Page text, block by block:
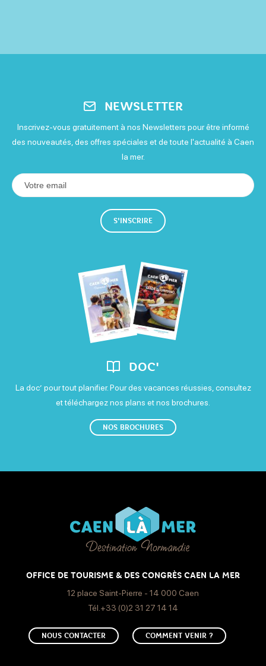
NEWSLETTER
Inscrivez-vous gratuitement à nos Newsletters pour être informé
des nouveautés, des offres spéciales et de toute l'actualité à Caen
la mer.
S'INSCRIRE
DOC'
La doc’ pour tout planifier. Pour des vacances réussies, consultez
et téléchargez nos plans et nos brochures.
NOS BROCHURES
OFFICE DE TOURISME & DES CONGRÈS CAEN LA MER
12 place Saint-Pierre - 14 000 Caen
Tél.+33 (0)2 31 27 14 14
NOUS CONTACTER COMMENT VENIR ?